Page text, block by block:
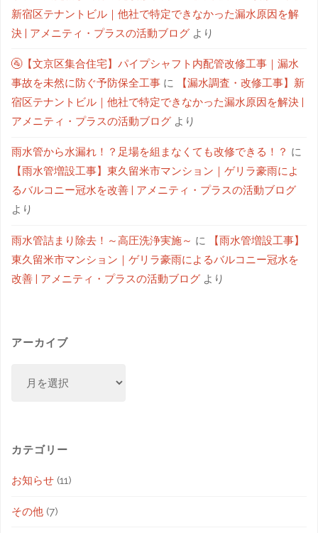
新宿区テナントビル｜他社で特定できなかった漏水原因を解
決 | アメニティ・プラスの活動ブログ より
🚰【文京区集合住宅】パイプシャフト内配管改修工事｜漏水
事故を未然に防ぐ予防保全工事 に
【漏水調査・改修工事】新
宿区テナントビル｜他社で特定できなかった漏水原因を解決 |
アメニティ・プラスの活動ブログ より
雨水管から水漏れ！？足場を組まなくても改修できる！？ に
【雨水管増設工事】東久留米市マンション｜ゲリラ豪雨によ
るバルコニー冠水を改善 | アメニティ・プラスの活動ブログ
より
雨水管詰まり除去！～高圧洗浄実施～ に
【雨水管増設工事】
東久留米市マンション｜ゲリラ豪雨によるバルコニー冠水を
改善 | アメニティ・プラスの活動ブログ より
アーカイブ
カテゴリー
お知らせ (11)
その他 (7)